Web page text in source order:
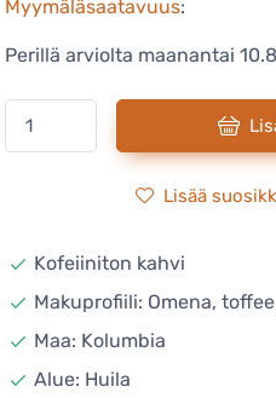
Myymäläsaatavuus:
Perillä arviolta maanantai
Lisää
Kofeiiniton kahvi
Makuprofiili: Omena,
Maa: Kolumbia
Alue: Huila